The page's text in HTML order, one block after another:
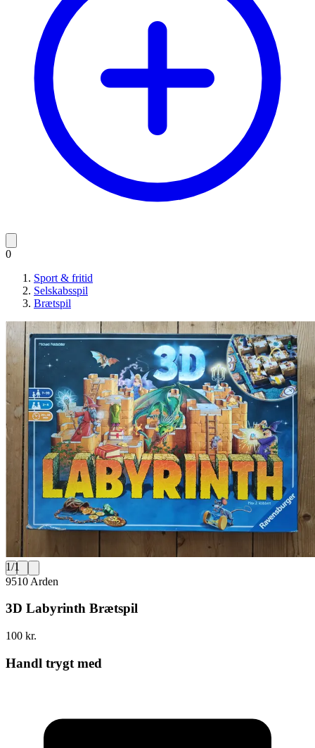
0
Sport & fritid
Selskabsspil
Brætspil
1/1
9510 Arden
3D Labyrinth Brætspil
100 kr.
Handl trygt med